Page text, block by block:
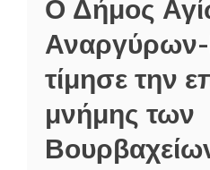
Ο Δήμος
τίμησε την
μνήμης των